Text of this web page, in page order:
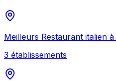
Meilleurs Restaurant italien à
3 établissements